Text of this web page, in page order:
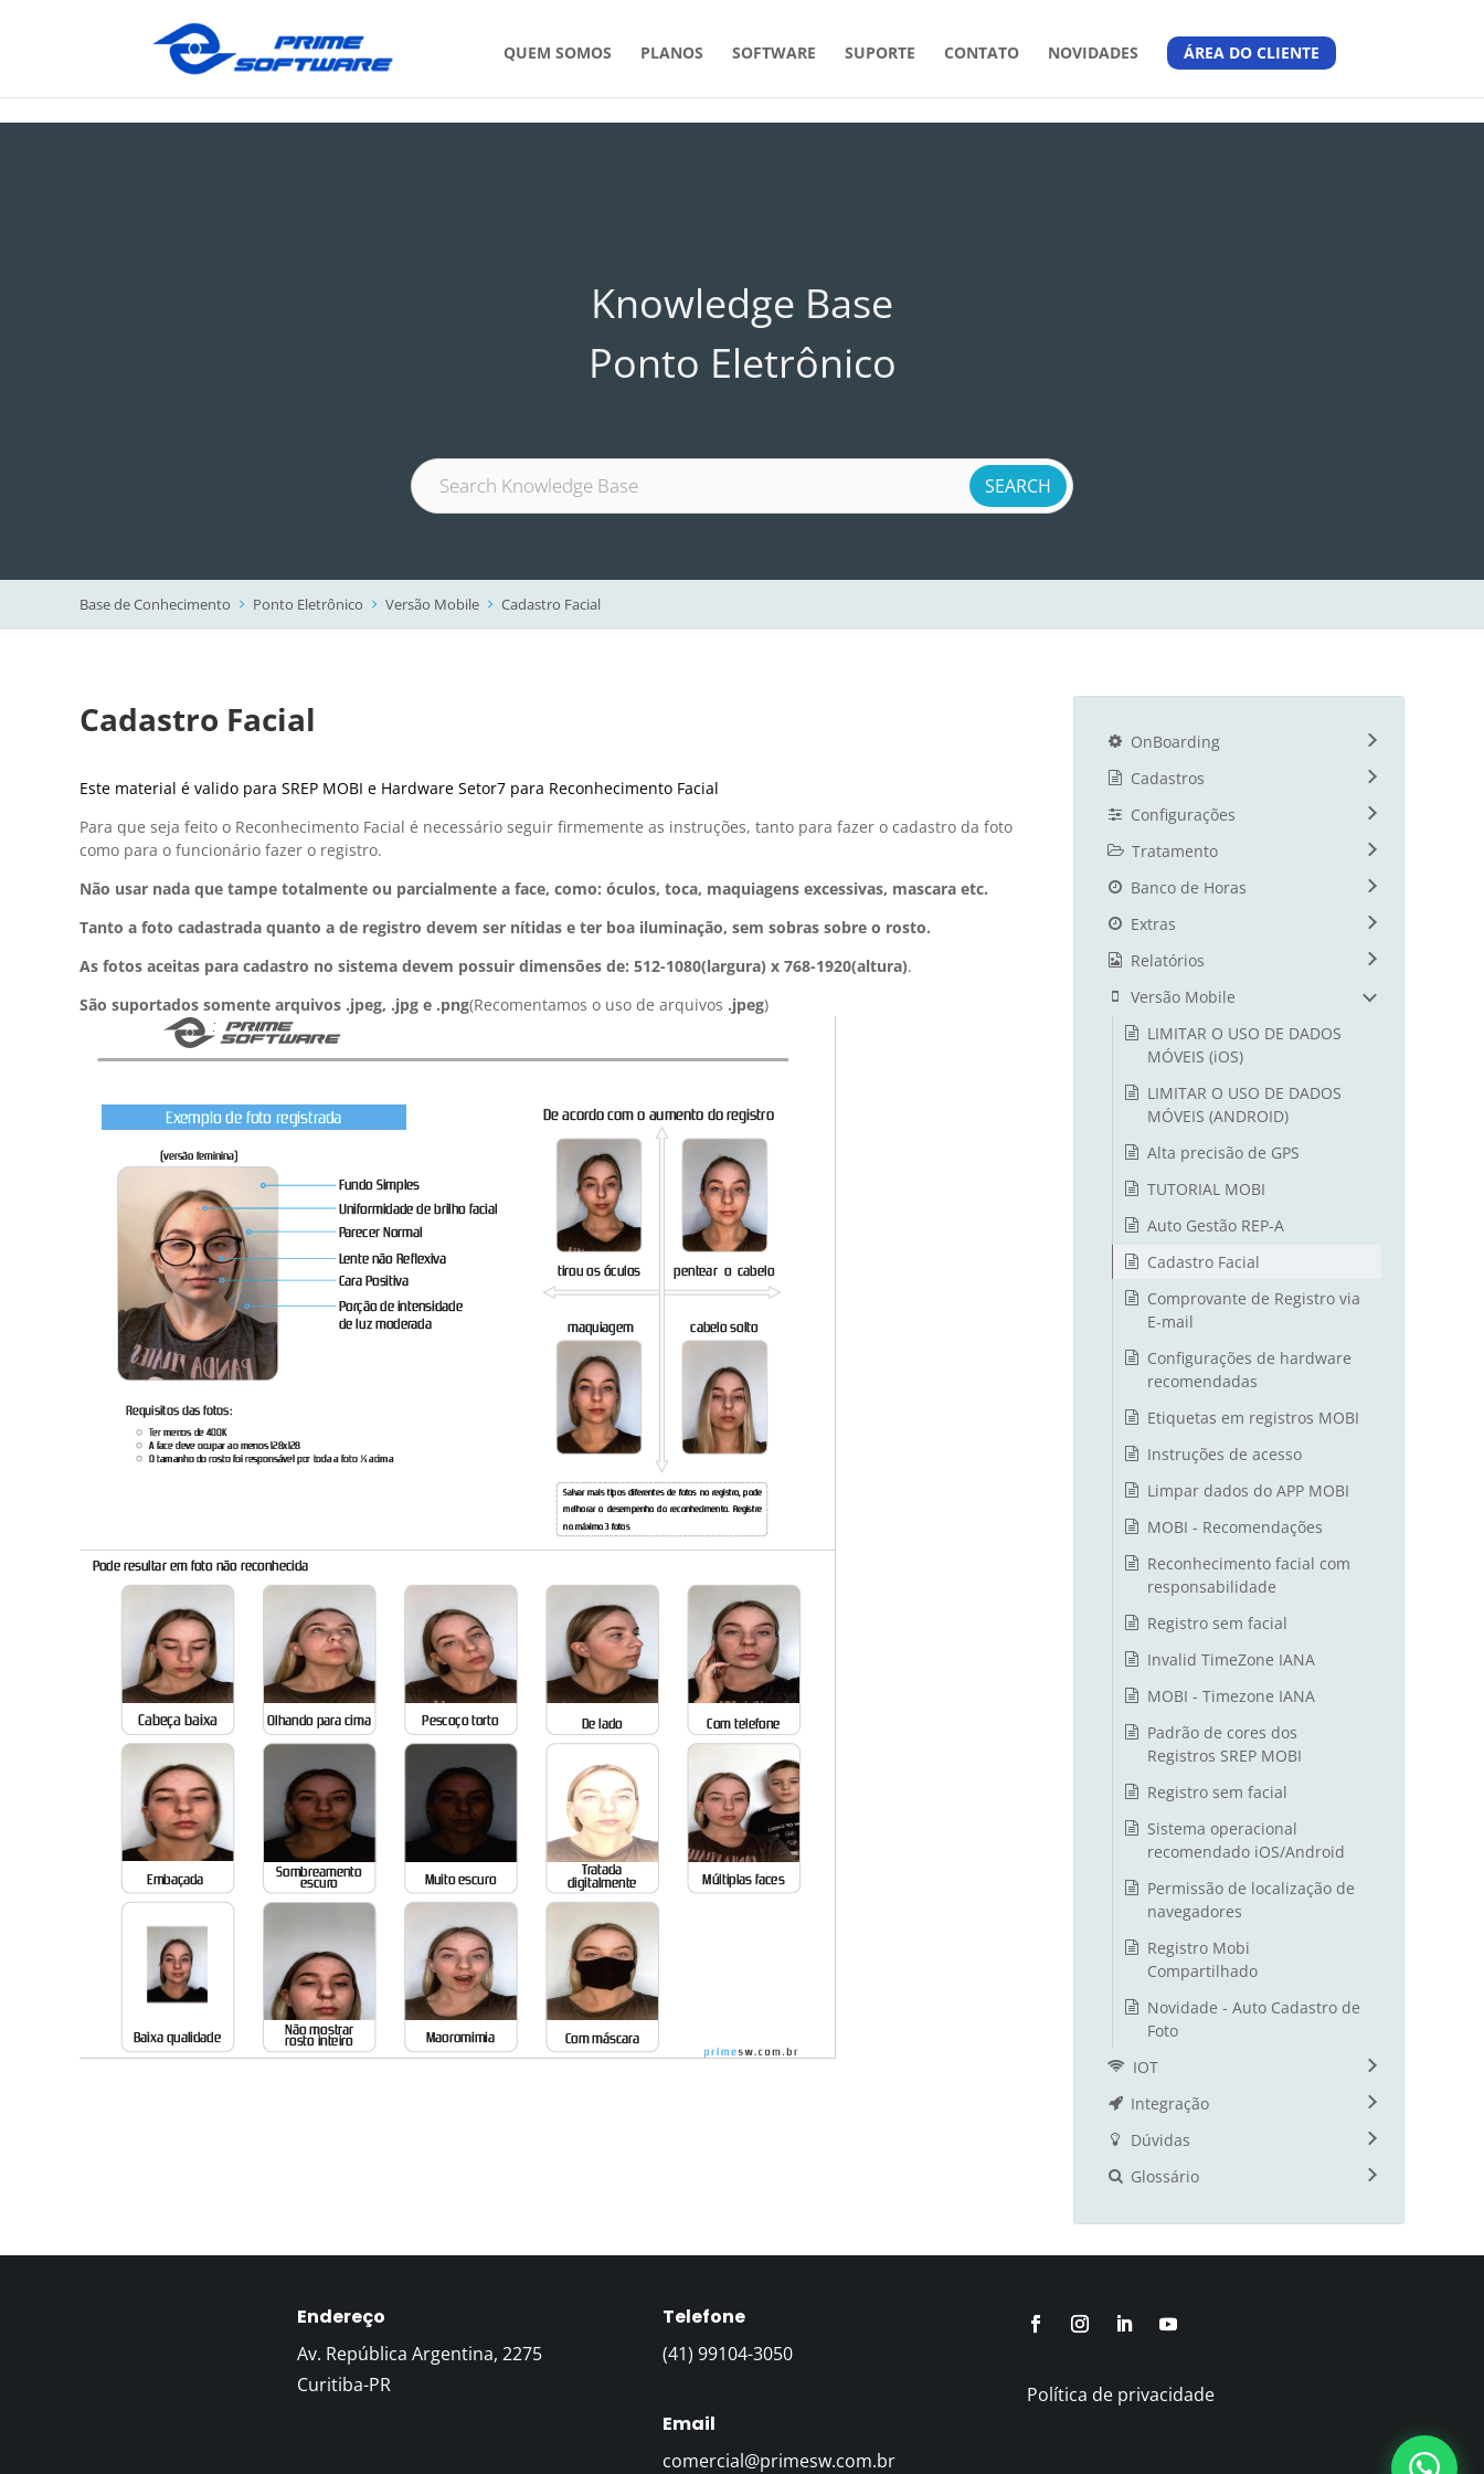
QUEM SOMOS PLANOS SOFTWARE SUPORTE CONTATO NOVIDADES ÁREA DO CLIENTE
Knowledge Base
Ponto Eletrônico
Base de Conhecimento Ponto Eletrônico Versão Mobile Cadastro Facial
Cadastro Facial
Este material é valido para SREP MOBI e Hardware Setor7 para Reconhecimento Facial
Para que seja feito o Reconhecimento Facial é necessário seguir firmemente as instruções, tanto para fazer o cadastro da foto
como para o funcionário fazer o registro.
Não usar nada que tampe totalmente ou parcialmente a face, como: óculos, toca, maquiagens excessivas, mascara etc.
Tanto a foto cadastrada quanto a de registro devem ser nítidas e ter boa iluminação, sem sobras sobre o rosto.
As fotos aceitas para cadastro no sistema devem possuir dimensões de: 512-1080(largura) x 768-1920(altura).
São suportados somente arquivos .jpeg, .jpg e .png(Recomentamos o uso de arquivos .jpeg)
OnBoarding
Cadastros
Configurações
Tratamento
Banco de Horas
Extras
Relatórios
Versão Mobile
LIMITAR O USO DE DADOS
MÓVEIS (iOS)
LIMITAR O USO DE DADOS
MÓVEIS (ANDROID)
Alta precisão de GPS
TUTORIAL MOBI
Auto Gestão REP-A
Cadastro Facial
Comprovante de Registro via
E-mail
Configurações de hardware
recomendadas
Etiquetas em registros MOBI
Instruções de acesso
Limpar dados do APP MOBI
MOBI - Recomendações
Reconhecimento facial com
responsabilidade
Registro sem facial
Invalid TimeZone IANA
MOBI - Timezone IANA
Padrão de cores dos
Registros SREP MOBI
Registro sem facial
Sistema operacional
recomendado iOS/Android
Permissão de localização de
navegadores
Registro Mobi
Compartilhado
Novidade - Auto Cadastro de
Foto
IOT
Integração
Dúvidas
Glossário
Endereço
Av. República Argentina, 2275
Curitiba-PR
Telefone
(41) 99104-3050
Email
comercial@primesw.com.br
Política de privacidade